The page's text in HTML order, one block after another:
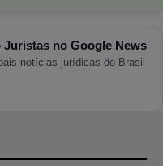
Juristas no Google News
notícias jurídicas do Brasil